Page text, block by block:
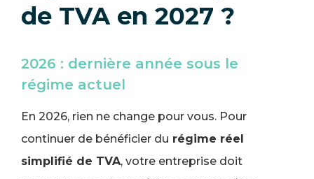
de TVA en 2027 ?
2026 : dernière année sous le
régime actuel
En 2026, rien ne change pour vous. Pour
continuer de bénéficier du régime réel
simplifié de TVA, votre entreprise doit